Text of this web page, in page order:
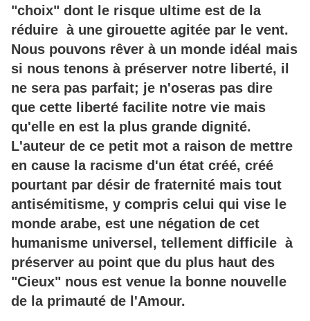
"choix" dont le risque ultime est de la
réduire à une girouette agitée par le vent.
Nous pouvons rêver à un monde idéal mais
si nous tenons à préserver notre liberté, il
ne sera pas parfait; je n'oseras pas dire
que cette liberté facilite notre vie mais
qu'elle en est la plus grande dignité.
L'auteur de ce petit mot a raison de mettre
en cause la racisme d'un état créé, créé
pourtant par désir de fraternité mais tout
antisémitisme, y compris celui qui vise le
monde arabe, est une négation de cet
humanisme universel, tellement difficile à
préserver au point que du plus haut des
"Cieux" nous est venue la bonne nouvelle
de la primauté de l'Amour.